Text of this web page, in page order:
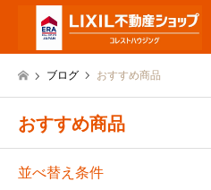
ブログ おすすめ商品
おすすめ商品
並べ替え条件